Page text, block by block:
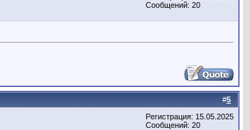
Сообщений: 20
#5
Регистрация: 15.05.2025
Сообщений: 20